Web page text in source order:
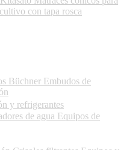
con tapa rosca
Büchner Embudos de
y refrigerantes
de agua Equipos de